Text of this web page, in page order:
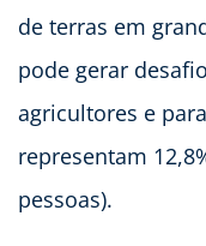
de terras em
pode gerar
agricultores e
representam
pessoas).